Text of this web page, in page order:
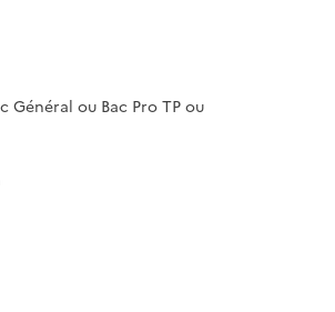
Général ou Bac Pro TP ou